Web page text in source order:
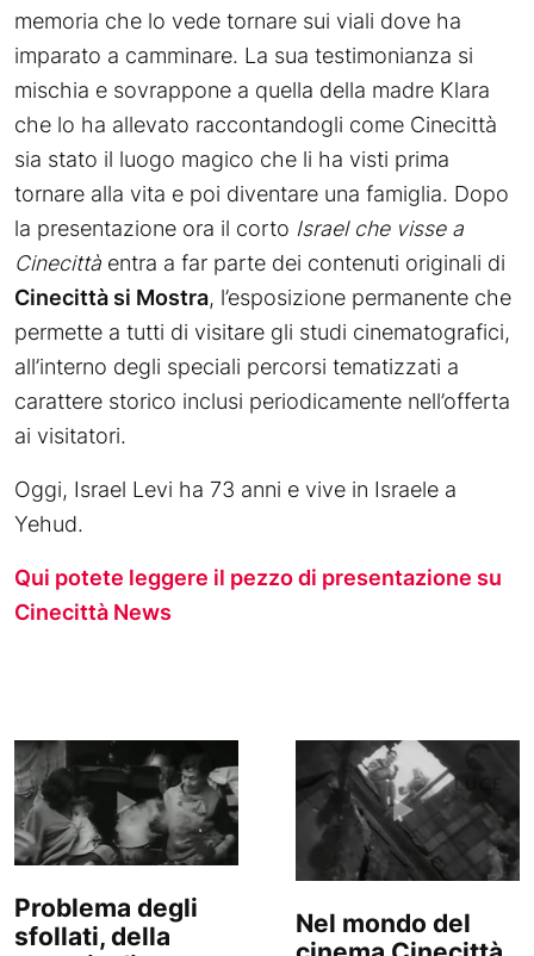
memoria che lo vede tornare sui viali dove ha
imparato a camminare. La sua testimonianza si
mischia e sovrappone a quella della madre Klara
che lo ha allevato raccontandogli come Cinecittà
sia stato il luogo magico che li ha visti prima
tornare alla vita e poi diventare una famiglia. Dopo
la presentazione ora il corto Israel che visse a
Cinecittà entra a far parte dei contenuti originali di
Cinecittà si Mostra, l’esposizione permanente che
permette a tutti di visitare gli studi cinematografici,
all’interno degli speciali percorsi tematizzati a
carattere storico inclusi periodicamente nell’offerta
ai visitatori.
Oggi, Israel Levi ha 73 anni e vive in Israele a
Yehud.
Qui potete leggere il pezzo di presentazione su
Cinecittà News
Problema degli
sfollati, della
Nel mondo del